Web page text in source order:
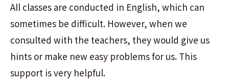
All classes are conducted in English, which can
sometimes be difficult. However, when we
consulted with the teachers, they would give us
hints or make new easy problems for us. This
support is very helpful.